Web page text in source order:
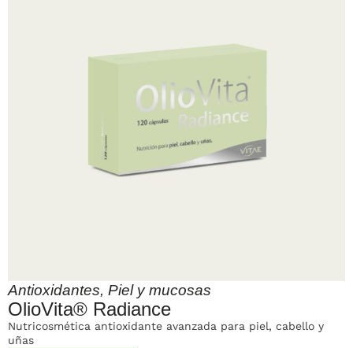
Antioxidantes, Piel y mucosas
OlioVita® Radiance
Nutricosmética antioxidante avanzada para piel, cabello y
uñas